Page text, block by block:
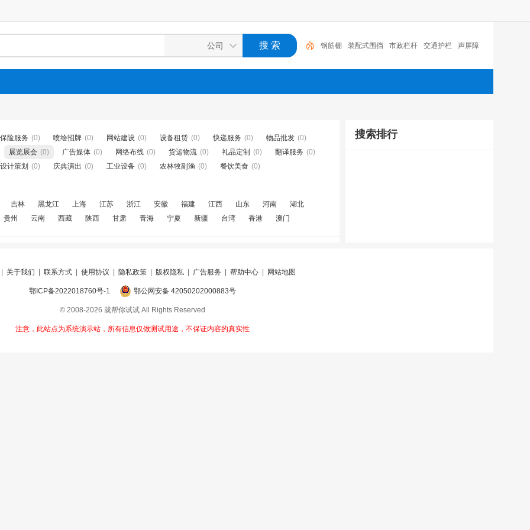
钢筋棚 装配式围挡 市政栏杆 交通护栏 声屏障
保险服务 (0) 喷绘招牌 (0) 网站建设 (0) 设备租赁 (0) 快递服务 (0) 物品批发 (0)
展览展会 (0) 广告媒体 (0) 网络布线 (0) 货运物流 (0) 礼品定制 (0) 翻译服务 (0)
设计策划 (0) 庆典演出 (0) 工业设备 (0) 农林牧副渔 (0) 餐饮美食 (0)
吉林 黑龙江 上海 江苏 浙江 安徽 福建 江西 山东 河南
湖北
贵州
云南 西藏 陕西 甘肃 青海 宁夏 新疆 台湾 香港 澳门
搜索排行
关于我们 联系方式 使用协议 隐私政策 版权隐私 广告服务 帮助中心 网站地图
鄂ICP备2022018760号-1 鄂公网安备 42050202000883号
© 2008-2026 就帮你试试 All Rights Reserved
注意，此站点为系统演示站，所有信息仅做测试用途，不保证内容的真实性